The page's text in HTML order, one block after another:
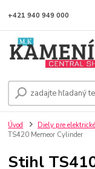
+421 940 949 000
Úvod Diely pre
TS420 Memeor Cylinder
Stihl